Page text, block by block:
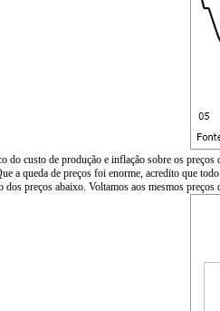
custo de produção e inflação sobre os
a queda de preços foi enorme, acredito que
preços abaixo. Voltamos aos mesmos